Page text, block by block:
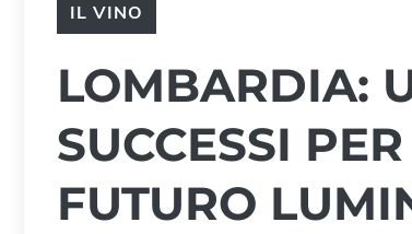
IL VINO
LOMBARDIA:
SUCCESSI
FUTURO